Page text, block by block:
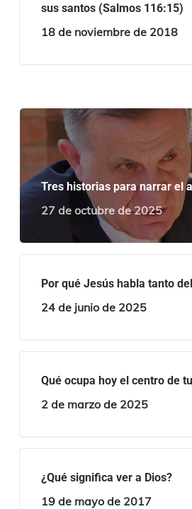
sus santos (Salmos 116:15)
18 de noviembre de 2018
Tres historias para narrar el
27 de octubre de 2025
Por qué Jesús habla tanto
24 de junio de 2025
Qué ocupa hoy el centro de
2 de marzo de 2025
¿Qué significa ver a Dios?
19 de mayo de 2017